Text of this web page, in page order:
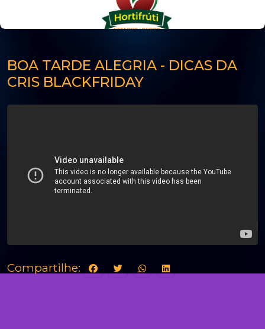
BOA TARDE ALEGRIA - DICAS DA
CRIS BLACKFRIDAY
Compartilhe: